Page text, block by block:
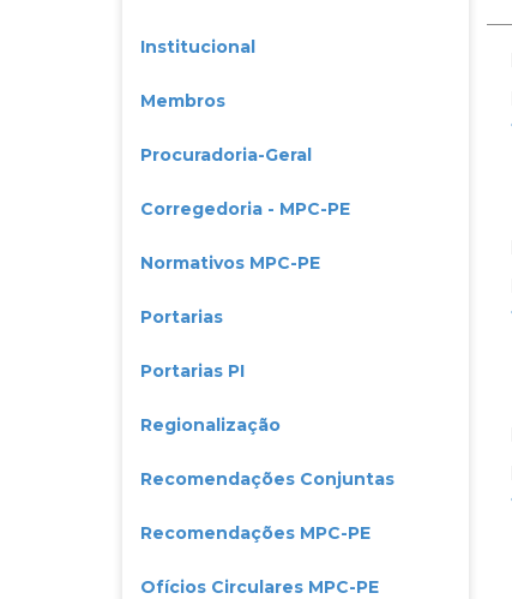
Institucional
Membros
Procuradoria-Geral
Corregedoria - MPC-PE
Normativos MPC-PE
Portarias
Portarias PI
Regionalização
Recomendações Conjuntas
Recomendações MPC-PE
Ofícios Circulares MPC-PE